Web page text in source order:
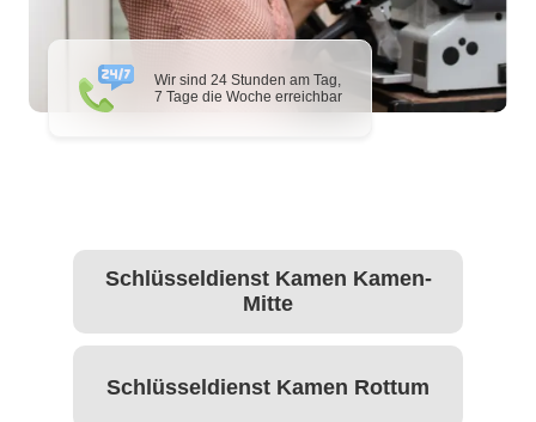
Wir sind 24 Stunden am Tag,
7 Tage die Woche erreichbar
Schlüsseldienst Kamen Kamen-
Mitte
Schlüsseldienst Kamen Rottum